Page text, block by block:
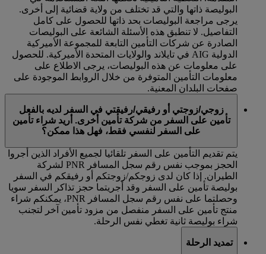
البوليصة ذاتها والتي قد تختلف من ولاية قضائية إلى أخرى.
يرجى مراجعة البوليصات بحد ذاتها للحصول على كامل
التفاصيل. لا تنطبق هذه الأسئلة الشائعة على البوليصات
الصادرة عن شركات التأمين التابعة للمجموعة الأميركية
الدولية AIG في تايلاند والولايات المتحدة الأميركية. للحصول
على معلومات عن هذه البوليصات، يرجى الاطلاع على
معلومات التأمين المتوفرة من خلال الروابط الموجودة على
صفحات البلدان المعنية.
زوجي/زوجتي أو رفيقي/رفيقتي في السفر لديه بالفعل
تأمين على السفر من شركة تأمين أخرى. أريد شراء تأمين
على السفر لنفسي فقط، فهل هذا ممكن؟
يتم تقديم التأمين على السفر تلقائيا لجميع الأفراد الذين أجروا
الحجز بموجب نفس رقم سجل المسافر PNR لشركة
الطيران. إذا كان لدى زوجكم/زوجتكم أو رفيقكم في السفر
بوليصة تأمين على السفر وقد أجريتما حجز تذاكر السفر سويا
وحصلتما على نفس رقم سجل المسافر PNR، يمكنكم شراء
منتج تأمين على السفر منفصل من مزود تأمين آخر لتجنب
شراء بوليصة ثانية تغطي نفس الرحلة.
تمديد الرحلة